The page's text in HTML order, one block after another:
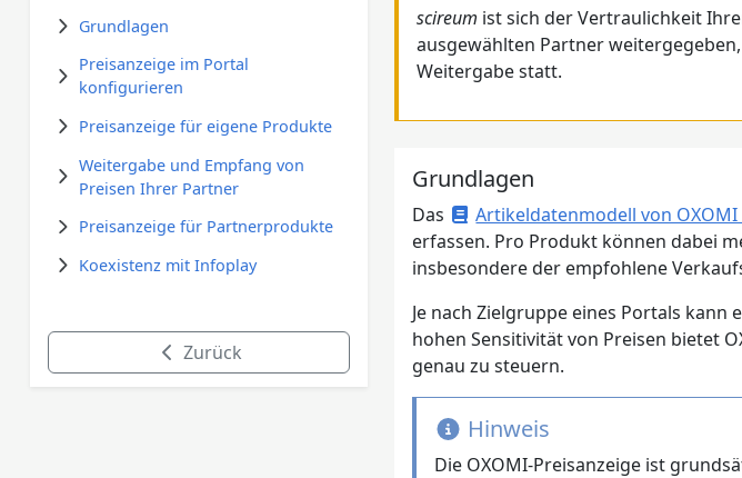
Grundlagen
Preisanzeige im Portal
konfigurieren
Preisanzeige für eigene Produkte
Weitergabe und Empfang von
Preisen Ihrer Partner
Preisanzeige für Partnerprodukte
Koexistenz mit Infoplay
Zurück
scireum ist sich der Vertraulichkeit
ausgewählten Partner
Weitergabe statt.
Grundlagen
Das Artikeldatenmodell von OXOMI
erfassen. Pro Produkt können dabei
insbesondere der empfohlene
Je nach Zielgruppe eines Portals
hohen Sensitivität von Preisen bietet
genau zu steuern.
Hinweis
Die OXOMI-Preisanzeige ist